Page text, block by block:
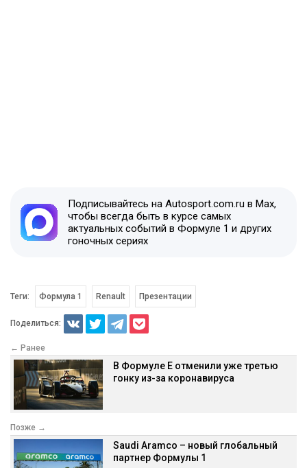
Подписывайтесь на Autosport.com.ru в Max,
чтобы всегда быть в курсе самых
актуальных событий в Формуле 1 и других
гоночных сериях
Теги: Формула 1 Renault Презентации
Поделиться:
← Ранее
В Формуле E отменили уже третью
гонку из-за коронавируса
Позже →
Saudi Aramco – новый глобальный
партнер Формулы 1